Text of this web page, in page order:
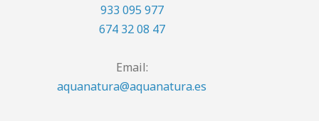
933 095 977
674 32 08 47
Email:
aquanatura@aquanatura.es